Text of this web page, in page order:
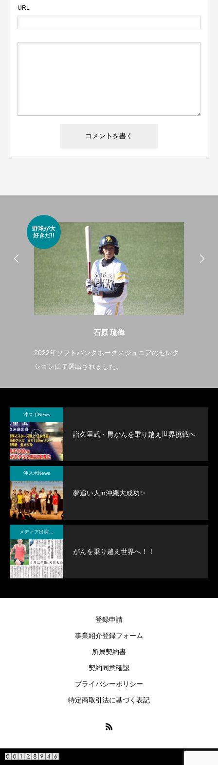
URL
野球が大
好きだ!!
石原 琉偉
2022年ソフトバンクホークスジュニアのセレク
ションにて選出されました。
沖スポNews
譜久里武・胃がんを乗り越え世界挑戦へ
沖スポNews
夢追い人in沖縄大成功✨
メディア出演・紹介
がんを乗り越え世界へ！！
登録申請
事業紹介登録フォーム
所属契約書
契約同意確認
プライバシーポリシー
特定商取引法に基づく表記